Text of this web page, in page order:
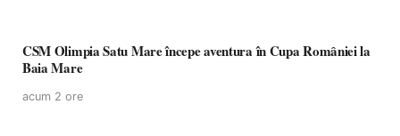
CSM Olimpia Satu Mare începe aventura în Cupa României la
Baia Mare
acum 2 ore